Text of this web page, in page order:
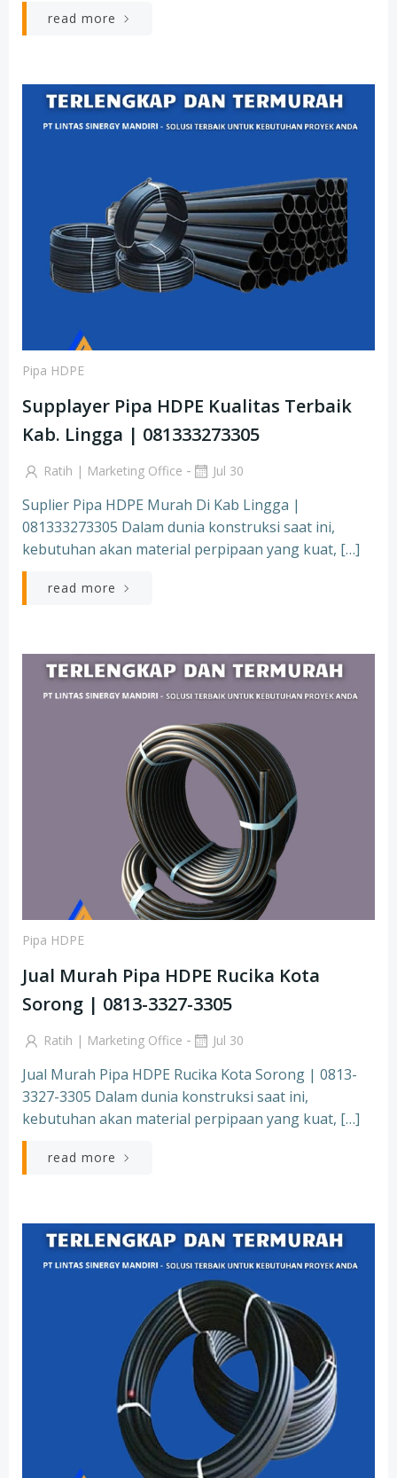
read more
Pipa HDPE
Supplayer Pipa HDPE Kualitas Terbaik
Kab. Lingga | 081333273305
Ratih | Marketing Office - Jul 30
Suplier Pipa HDPE Murah Di Kab Lingga |
081333273305 Dalam dunia konstruksi saat ini,
kebutuhan akan material perpipaan yang kuat, […]
read more
Pipa HDPE
Jual Murah Pipa HDPE Rucika Kota
Sorong | 0813-3327-3305
Ratih | Marketing Office - Jul 30
Jual Murah Pipa HDPE Rucika Kota Sorong | 0813-
3327-3305 Dalam dunia konstruksi saat ini,
kebutuhan akan material perpipaan yang kuat, […]
read more